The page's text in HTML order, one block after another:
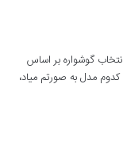
گوشواره بر اساس
مدل به صورتم میاد،